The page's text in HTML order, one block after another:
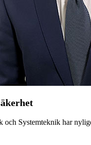
Systemteknik har